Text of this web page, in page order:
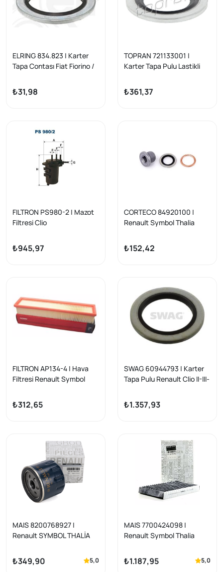
ELRING 834.823 | Karter
Tapa Contası Fiat Fiorino /
Partner / Mercedes-Benz
(1999–>)
₺31,98
TOPRAN 721133001 |
Karter Tapa Pulu Lastikli
Scenic Laguna Traffic
Mercedes W447 | 10 Adet
₺361,37
FILTRON PS980-2 | Mazot
Filtresi Clio
Micra III/Note/Juke K9K
₺945,97
CORTECO 84920100 |
Renault Symbol Thalia
Kadjar Scenic 3 Talisman
Clio 5 2019- Pullu
₺152,42
FILTRON AP134-4 | Hava
Filtresi Renault Symbol
1.5 dCi
₺312,65
SWAG 60944793 | Karter
Tapa Pulu Renault Clio II-III-
Fluence-Laguna-Trafic
₺1.357,93
MAIS 8200768927 |
Renault SYMBOL THALİA
Filtresi Orijinal | 1 Adet |
Symbol/Joy/Clio III-
₺349,90 5,0
MAIS 7700424098 |
Renault Symbol Thalia
Filtresi
₺1.187,95 5,0